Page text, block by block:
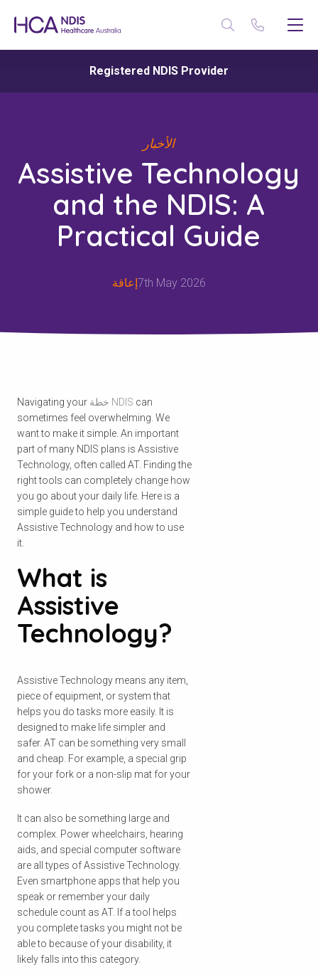
Registered NDIS Provider
الأخبار
Assistive Technology
and the NDIS: A
Practical Guide
إعاقة 7th May 2026
Navigating your خطة NDIS can
sometimes feel overwhelming. We
want to make it simple. An important
part of many NDIS plans is Assistive
Technology, often called AT. Finding the
right tools can completely change how
you go about your daily life. Here is a
simple guide to help you understand
Assistive Technology and how to use
it.
What is
Assistive
Technology?
Assistive Technology means any item,
piece of equipment, or system that
helps you do tasks more easily. It is
designed to make life simpler and
safer. AT can be something very small
and cheap. For example, a special grip
for your fork or a non-slip mat for your
shower.
It can also be something large and
complex. Power wheelchairs, hearing
aids, and special computer software
are all types of Assistive Technology.
Even smartphone apps that help you
speak or remember your daily
schedule count as AT. If a tool helps
you complete tasks you might not be
able to because of your disability, it
likely falls into this category.